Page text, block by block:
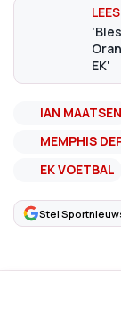
EK'
IAN MAATSEN
MEMPHIS
EK VOETBAL
Stel